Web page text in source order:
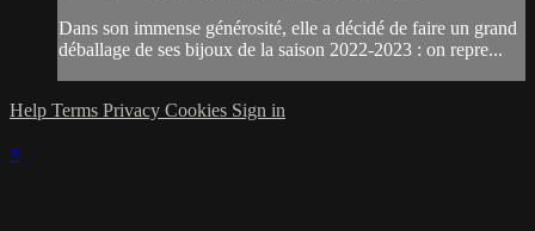
Dans son immense générosité, elle a décidé de faire un grand
déballage de ses bijoux de la saison 2022-2023 : on repre...
Help Terms Privacy Cookies Sign in
×